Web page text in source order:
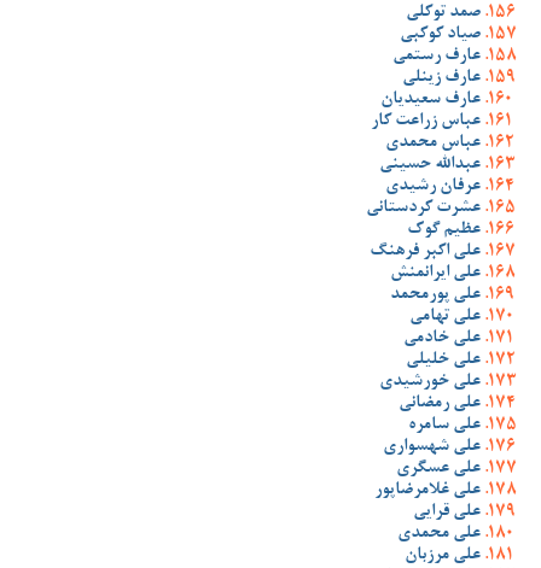
صمد توکلی
صیاد کوکبی
عارف رستمی
عارف زینلی
عارف سعیدیان
عباس زراعت کار
عباس محمدی
عبدالله حسینی
عرفان رشیدی
عشرت کردستانی
عظیم گوک
علی اکبر فرهنگ
علی ایرانمنش
علی پورمحمد
علی تهامی
علی خادمی
علی خلیلی
علی خورشیدی
علی رمضانی
علی سامره
علی شهسواری
علی عسگری
علی غلامرضاپور
علی قرایی
علی محمدی
علی مرزبان